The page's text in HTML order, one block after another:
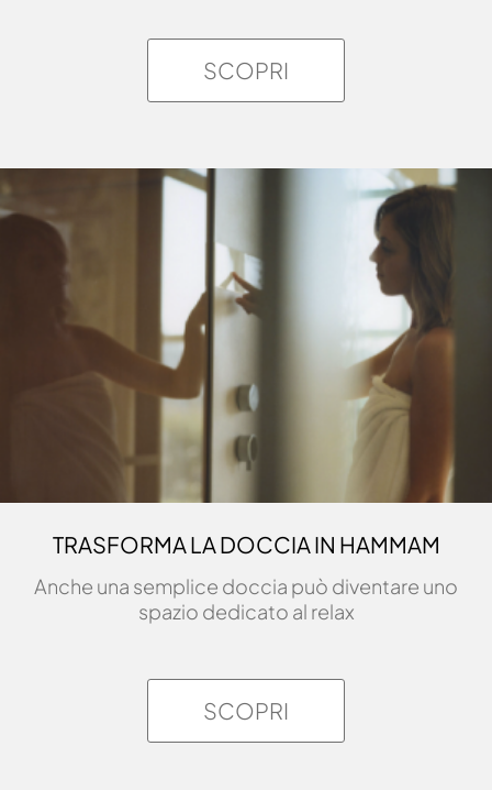
SCOPRI
TRASFORMA LA DOCCIA IN HAMMAM
Anche una semplice doccia può diventare uno
spazio dedicato al relax
SCOPRI